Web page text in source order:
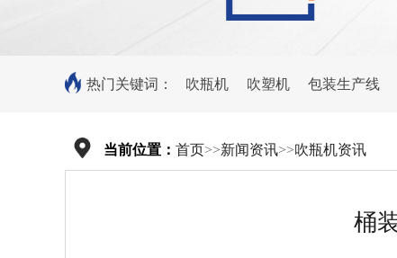
热门关键词： 吹瓶机 吹塑机 包装生产线
当前位置： 首页>>新闻资讯>>吹瓶机资讯
桶